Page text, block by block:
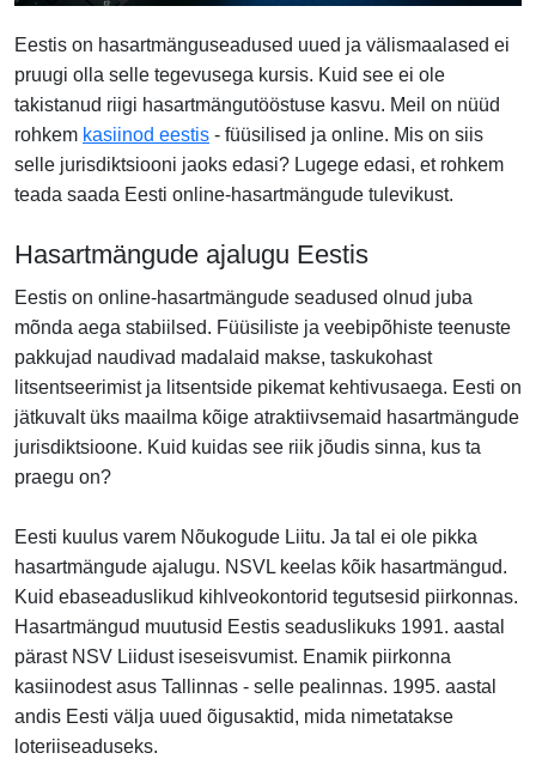
Eestis on hasartmänguseadused uued ja välismaalased ei
pruugi olla selle tegevusega kursis. Kuid see ei ole
takistanud riigi hasartmängutööstuse kasvu. Meil on nüüd
rohkem kasiinod eestis - füüsilised ja online. Mis on siis
selle jurisdiktsiooni jaoks edasi? Lugege edasi, et rohkem
teada saada Eesti online-hasartmängude tulevikust.
Hasartmängude ajalugu Eestis
Eestis on online-hasartmängude seadused olnud juba
mõnda aega stabiilsed. Füüsiliste ja veebipõhiste teenuste
pakkujad naudivad madalaid makse, taskukohast
litsentseerimist ja litsentside pikemat kehtivusaega. Eesti on
jätkuvalt üks maailma kõige atraktiivsemaid hasartmängude
jurisdiktsioone. Kuid kuidas see riik jõudis sinna, kus ta
praegu on?
Eesti kuulus varem Nõukogude Liitu. Ja tal ei ole pikka
hasartmängude ajalugu. NSVL keelas kõik hasartmängud.
Kuid ebaseaduslikud kihlveokontorid tegutsesid piirkonnas.
Hasartmängud muutusid Eestis seaduslikuks 1991. aastal
pärast NSV Liidust iseseisvumist. Enamik piirkonna
kasiinodest asus Tallinnas - selle pealinnas. 1995. aastal
andis Eesti välja uued õigusaktid, mida nimetatakse
loteriiseaduseks.